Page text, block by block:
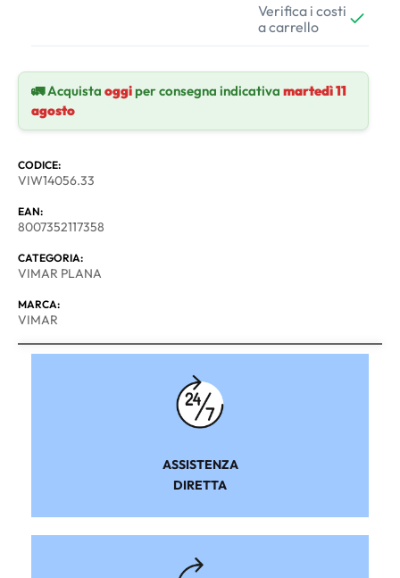
Verifica i costi
a carrello
🚛 Acquista oggiper consegna indicativa martedì 11
agosto
CODICE:
VIW14056.33
EAN:
8007352117358
CATEGORIA:
VIMAR PLANA
MARCA:
VIMAR
ASSISTENZA
DIRETTA